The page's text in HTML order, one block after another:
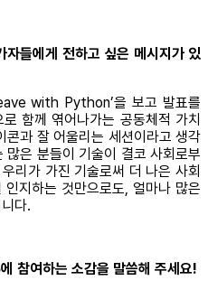
자들에게 전하고 싶은 메시지가 있
with Python’을 보고 발표를
함께 엮어나가는 공동체적 가치
콘과 잘 어울리는 세션이라고 생각
은 분들이 기술이 결코 사회로부
리가 가진 기술로써 더 나은 사회
지하는 것만으로도, 얼마나 많은
다.
참여하는 소감을 말씀해 주세요!